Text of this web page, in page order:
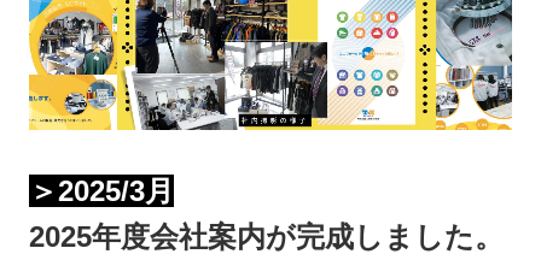
＞2025/3月
2025年度会社案内が完成しました。